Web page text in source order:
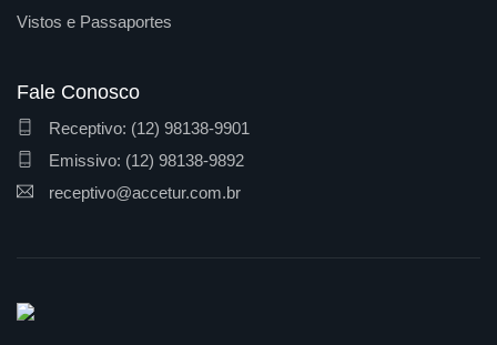
Vistos e Passaportes
Fale Conosco
Receptivo: (12) 98138-9901
Emissivo: (12) 98138-9892
receptivo@accetur.com.br